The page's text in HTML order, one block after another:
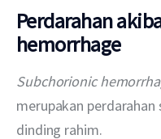
Perdarahan
hemorrhage
Subchorionic
merupakan
dinding rahim.